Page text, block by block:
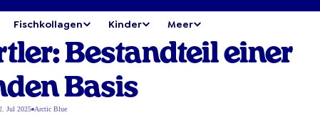
Fischkollagen Kinder Meer
Bestandteil einer
Basis
Jul 2025 Arctic Blue